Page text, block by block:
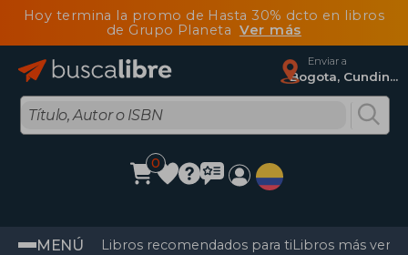
Hoy termina la promo de Hasta 30% dcto en libros
de Grupo Planeta Ver más
Enviar a
Bogota, Cundinamarca
0
MENÚ Libros recomendados para tiLibros más